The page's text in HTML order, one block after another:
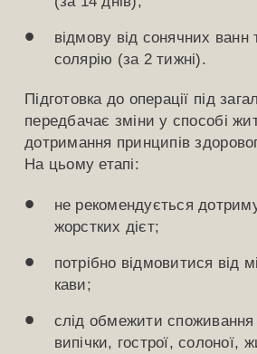
відмову від сонячних ванн
солярію (за 2 тижні).
Підготовка до операції під
передбачає зміни у способі
дотримання принципів
На цьому етапі:
не рекомендується
жорстких дієт;
потрібно відмовитися від
кави;
слід обмежити
випічки, гострої, солоної,